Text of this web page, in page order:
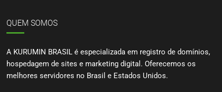
QUEM SOMOS
A KURUMIN BRASIL é especializada em registro de domínios,
hospedagem de sites e marketing digital. Oferecemos os
melhores servidores no Brasil e Estados Unidos.